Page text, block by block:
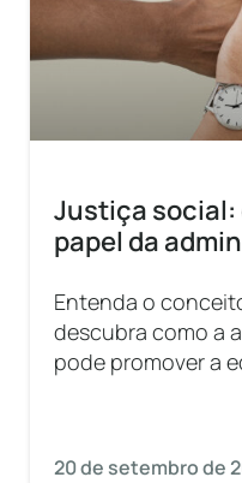
Justiça social:
papel da
Entenda o
descubra como a
pode promover a
20 de setembro de